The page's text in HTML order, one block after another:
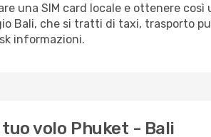
una SIM card locale e ottenere
Bali, che si tratti di taxi, trasporto
informazioni.
volo Phuket - Bali